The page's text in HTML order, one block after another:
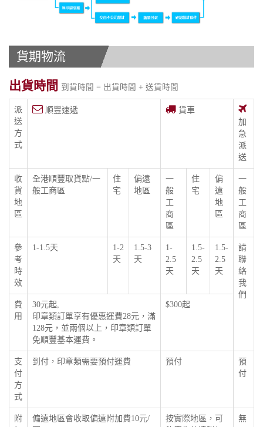
貨期物流
出貨時間 到貨時間 = 出貨時間 + 送貨時間
派
送
方
式
順豐速遞
貨車
加
急
派
送
收
貨
地
區
全港順豐取貨點/一
般工商區
住
宅
偏遠
地區
一
般
工
商
區
住
宅
偏
遠
地
區
一
般
工
商
區
參
考
時
效
1-1.5天
1-2
天
1.5-3
天
1-
2.5
天
1.5-
2.5
天
1.5-
2.5
天
請
聯
絡
我
們
費
用
30元起,
印章類訂單享有優惠運費28元，滿
128元，並兩個以上，印章類訂單
免順豐基本運費。
$300起
支
付
方
式
到付，印章類需要預付運費 預付
預
付
附
偏遠地區會收取偏遠附加費10元/
按實際地區，可
無